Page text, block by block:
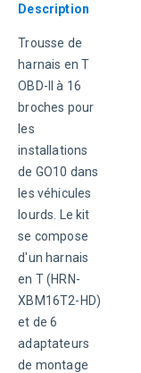
Description
Trousse de
harnais en T
OBD-II à 16
broches pour
les
installations
de GO10 dans
les véhicules
lourds. Le kit
se compose
d'un harnais
en T (HRN-
XBM16T2-HD)
et de 6
adaptateurs
de montage